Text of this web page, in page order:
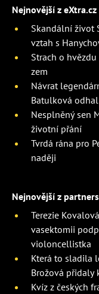
Nejnovější z eXtra.cz
Skandální život
vztah s
Strach o
zem
Návrat
Batulková
Nesplněný sen
životní přání
Tvrdá rána pro
naději
Nejnovější z
Terezie
vasektomii
violoncellistka
Která to sladila
Brožová
Kvíz z českých